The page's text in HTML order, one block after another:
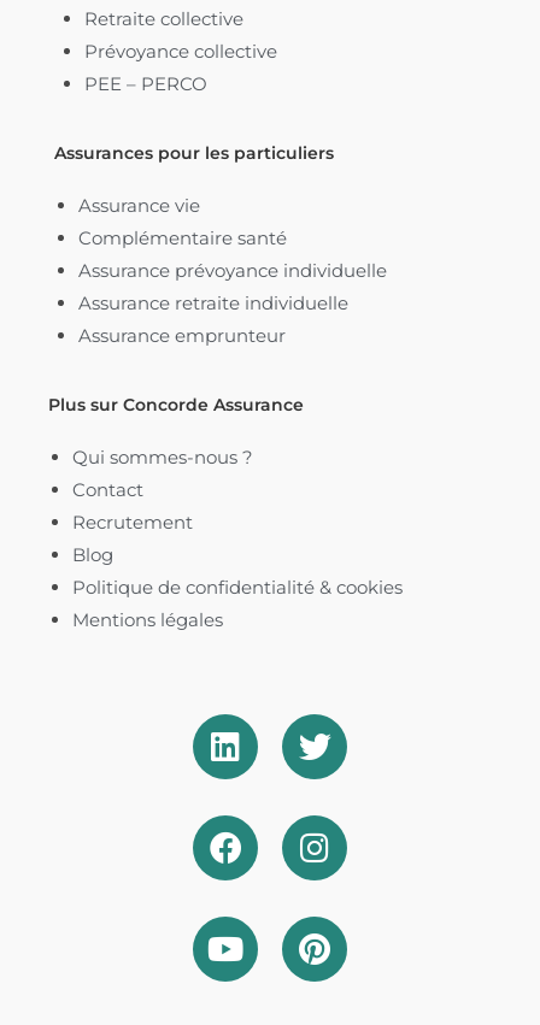
Retraite collective
Prévoyance collective
PEE – PERCO
Assurances pour les particuliers
Assurance vie
Complémentaire santé
Assurance prévoyance individuelle
Assurance retraite individuelle
Assurance emprunteur
Plus sur Concorde Assurance
Qui sommes-nous ?
Contact
Recrutement
Blog
Politique de confidentialité & cookies​
Mentions légales